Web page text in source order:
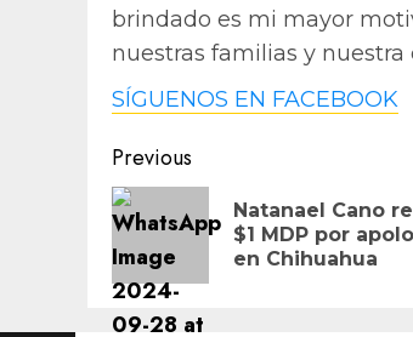
brindado es mi mayor
nuestras familias y nuestra
SÍGUENOS EN FACEBOOK
Post
navigation
Previous
Natanael Cano
$1 MDP por
en Chihuahua